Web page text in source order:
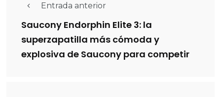
Entrada anterior
Saucony Endorphin Elite 3: la
superzapatilla más cómoda y
explosiva de Saucony para competir